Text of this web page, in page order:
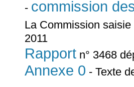
- commission
La Commission
2011
Rapport n° 3468
Annexe 0 - Texte